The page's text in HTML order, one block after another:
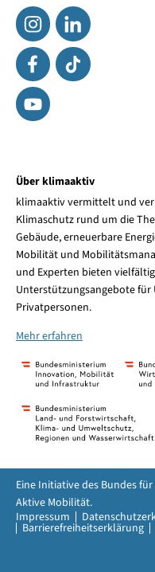
Über klimaaktiv
klimaaktiv vermittelt und
Klimaschutz rund um die
Gebäude, erneuerbare
Mobilität und
und Experten bieten
Unterstützungsangebote
Privatpersonen.
Mehr erfahren
Impressum
Barrierefreiheitserklärung
Eine Initiative des Bundes
Aktive Mobilität.